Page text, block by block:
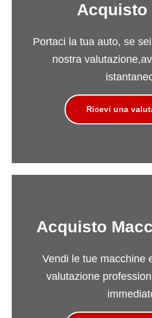
Acquisto
Portaci la tua auto, se
nostra
Ricevi una
Acquisto
Vendi le tue macchine
valutazione